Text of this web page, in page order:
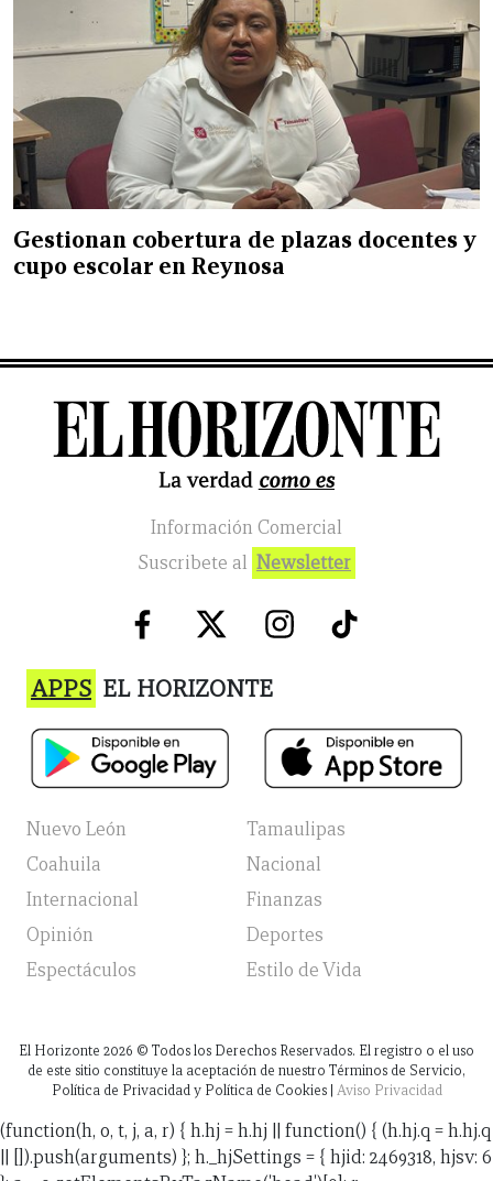
Gestionan cobertura de plazas docentes y
cupo escolar en Reynosa
Información Comercial
Suscribete al Newsletter
APPS EL HORIZONTE
Nuevo León
Tamaulipas
Coahuila
Nacional
Internacional
Finanzas
Opinión
Deportes
Espectáculos
Estilo de Vida
El Horizonte 2026 © Todos los Derechos Reservados. El registro o el uso
de este sitio constituye la aceptación de nuestro Términos de Servicio,
Política de Privacidad y Política de Cookies | Aviso Privacidad
(function(h, o, t, j, a, r) { h.hj = h.hj || function() { (h.hj.q = h.hj.q
|| []).push(arguments) }; h._hjSettings = { hjid: 2469318, hjsv: 6